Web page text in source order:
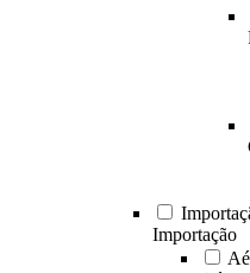
Importação